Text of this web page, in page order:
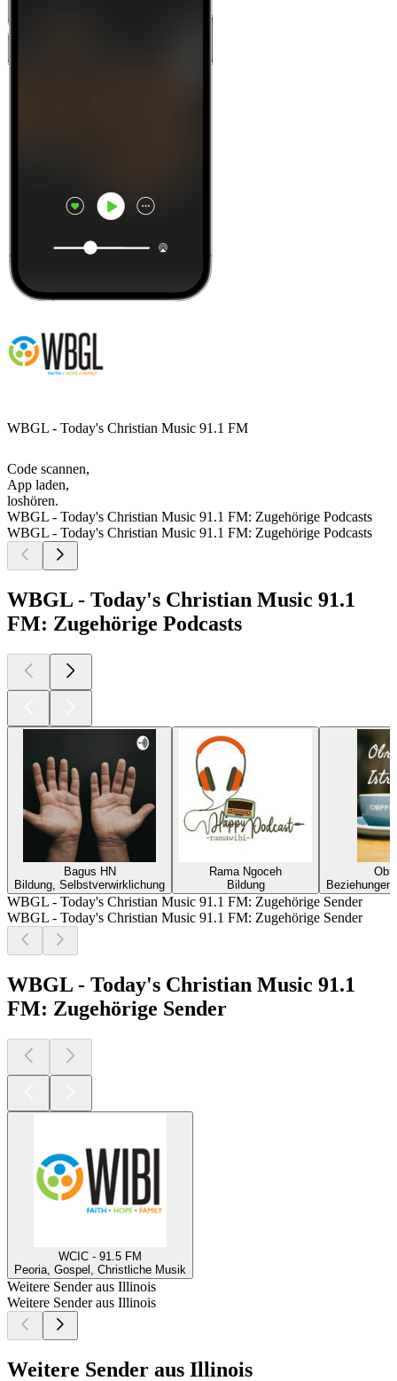
WBGL - Today's Christian Music 91.1 FM
Code scannen,
App laden,
loshören.
WBGL - Today's Christian Music 91.1 FM: Zugehörige Podcasts
WBGL - Today's Christian Music 91.1 FM: Zugehörige Podcasts
WBGL - Today's Christian Music 91.1
FM: Zugehörige Podcasts
Bagus HN
Bildung, Selbstverwirklichung
Rama Ngoceh
Bildung
WBGL - Today's Christian Music 91.1 FM: Zugehörige Sender
WBGL - Today's Christian Music 91.1 FM: Zugehörige Sender
WBGL - Today's Christian Music 91.1
FM: Zugehörige Sender
WCIC - 91.5 FM
Peoria, Gospel, Christliche Musik
Weitere Sender aus Illinois
Weitere Sender aus Illinois
Weitere Sender aus Illinois